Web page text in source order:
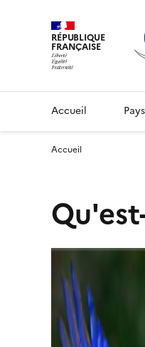
RÉPUBLIQUE
FRANÇAISE
Accueil Pays
Accueil